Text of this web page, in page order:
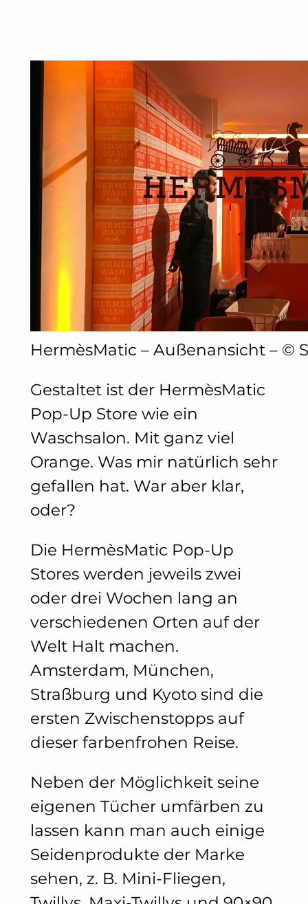
HermèsMatic – Außenansicht – ©
Gestaltet ist der HermèsMatic
Pop-Up Store wie ein
Waschsalon. Mit ganz viel
Orange. Was mir natürlich sehr
gefallen hat. War aber klar,
oder?
Die HermèsMatic Pop-Up
Stores werden jeweils zwei
oder drei Wochen lang an
verschiedenen Orten auf der
Welt Halt machen.
Amsterdam, München,
Straßburg und Kyoto sind die
ersten Zwischenstopps auf
dieser farbenfrohen Reise.
Neben der Möglichkeit seine
eigenen Tücher umfärben zu
lassen kann man auch einige
Seidenprodukte der Marke
sehen, z. B. Mini-Fliegen,